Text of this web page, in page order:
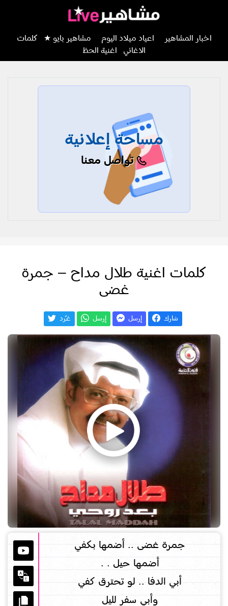
اخبار المشاهير اعياد ميلاد اليوم مشاهير بايو ★
كلمات
الاغاني
اغنية الحظ
مساحة إعلانية
تواصل معنا
كلمات اغنية طلال مداح – جمرة
غضى
شارك إرسل إرسل غـّرد
ﺟﻤﺮﺓ ﻏﻀﻰ .. ﺃﺿﻤﻬﺎ ﺑﻜﻔﻲ
ﺃﺿﻤﻬﺎ ﺣﻴﻞ . .
ﺃﺑﻲ ﺍﻟﺪﻓﺎ .. ﻟﻮ ﺗﺤﺘﺮﻕ ﻛﻔﻲ
ﻭﺃﺑﻲ ﺳﻔﺮ ﻟﻠﻴﻞ